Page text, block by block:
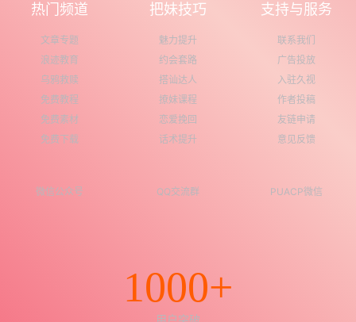
热门频道
文章专题
浪迹教育
乌鸦救赎
免费教程
免费素材
免费下载
把妹技巧
魅力提升
约会套路
搭讪达人
撩妹课程
恋爱挽回
话术提升
支持与服务
联系我们
广告投放
入驻久视
作者投稿
友链申请
意见反馈
微信公众号 QQ交流群 PUACP微信
1000+
用户突破